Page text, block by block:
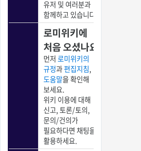
유저 및 여러분과
함께하고 있습니다.
로미위키에
처음 오셨나요?
먼저로미위키의
규정과편집지침,
도움말을 확인해
보세요.
위키 이용에 대해
신고, 토론/토의,
문의/건의가
필요하다면 채팅을
활용하세요.